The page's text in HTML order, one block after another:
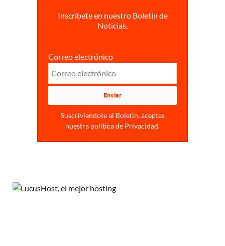
Inscríbete en nuestro Boletín de
Noticias.
Correo electrónico
Suscriviendote al Boletin, aceptas
nuestra politica de Privacidad.